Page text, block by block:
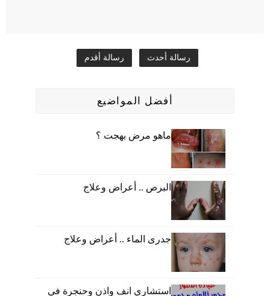
رسالة أحدث رسالة أقدم
أفضل المواضيع
ماهو مرض بهجت ؟
البرص .. أعراض وعلاج
جدرى الماء .. أعراض وعلاج
استشاري انف واذن وحنجرة في